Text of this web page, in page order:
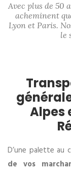
Avec plus de 50
acheminent
Lyon et Paris.
le
Alpes
D’une palette au
de vos